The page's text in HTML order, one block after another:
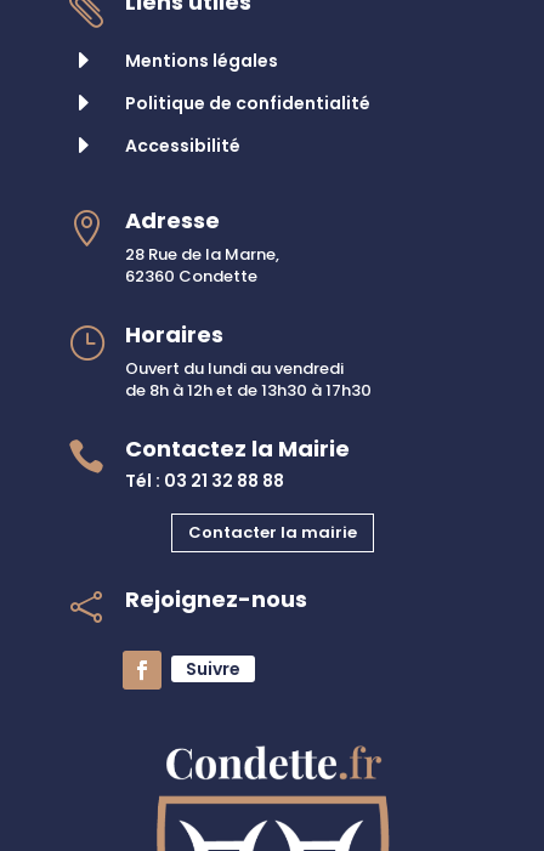

E
Mentions légales
E Politique de confidentialité
E Accessibilité
 Adresse
28 Rue de la Marne,
62360 Condette
} Horaires
Ouvert du lundi au vendredi
de 8h à 12h et de 13h30 à 17h30
 Contactez la Mairie
Tél : 03 21 32 88 88
Contacter la mairie
 Rejoignez-nous
Suivre